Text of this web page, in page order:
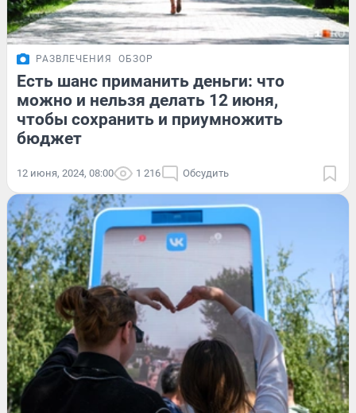
РАЗВЛЕЧЕНИЯ ОБЗОР
Есть шанс приманить деньги: что
можно и нельзя делать 12 июня,
чтобы сохранить и приумножить
бюджет
12 июня, 2024, 08:00 1 216 Обсудить